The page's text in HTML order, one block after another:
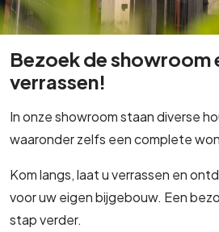
Bezoek de showroom
verrassen!
In onze showroom staan diverse
waaronder zelfs een complete
Kom langs, laat u verrassen en
voor uw eigen bijgebouw. Een
stap verder.